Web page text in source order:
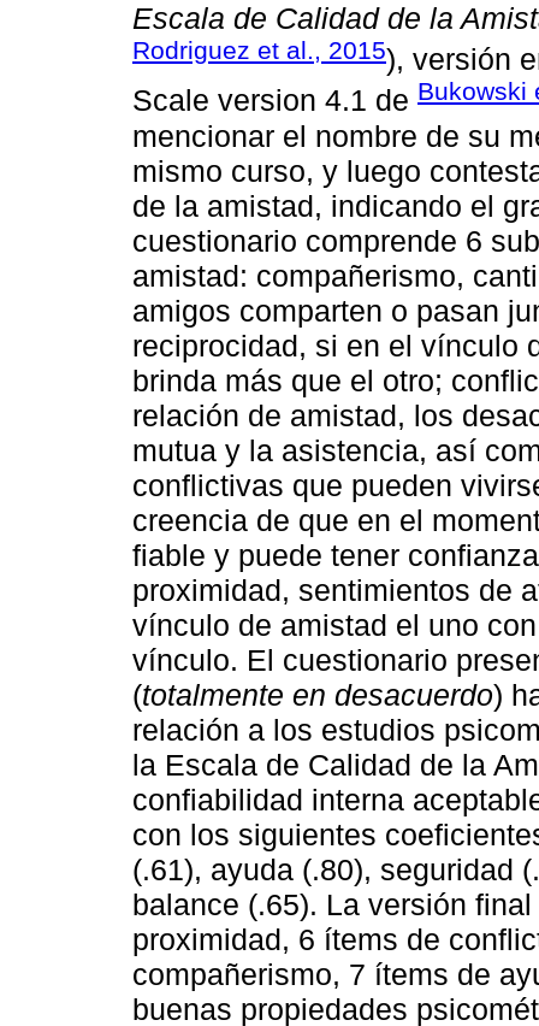
Escala de Calidad de la
Rodriguez et al., 2015), versión
Scale version 4.1 de Bukowski
mencionar el nombre de su
mismo curso, y luego
de la amistad, indicando el
cuestionario comprende 6
amistad: compañerismo,
amigos comparten o pasan
reciprocidad, si en el vínculo
brinda más que el otro;
relación de amistad, los
mutua y la asistencia, así
conflictivas que pueden
creencia de que en el
fiable y puede tener
proximidad, sentimientos de
vínculo de amistad el uno
vínculo. El cuestionario
(totalmente en desacuerdo)
relación a los estudios
la Escala de Calidad de la
confiabilidad interna
con los siguientes
(.61), ayuda (.80), seguridad
balance (.65). La versión
proximidad, 6 ítems de
compañerismo, 7 ítems de
buenas propiedades